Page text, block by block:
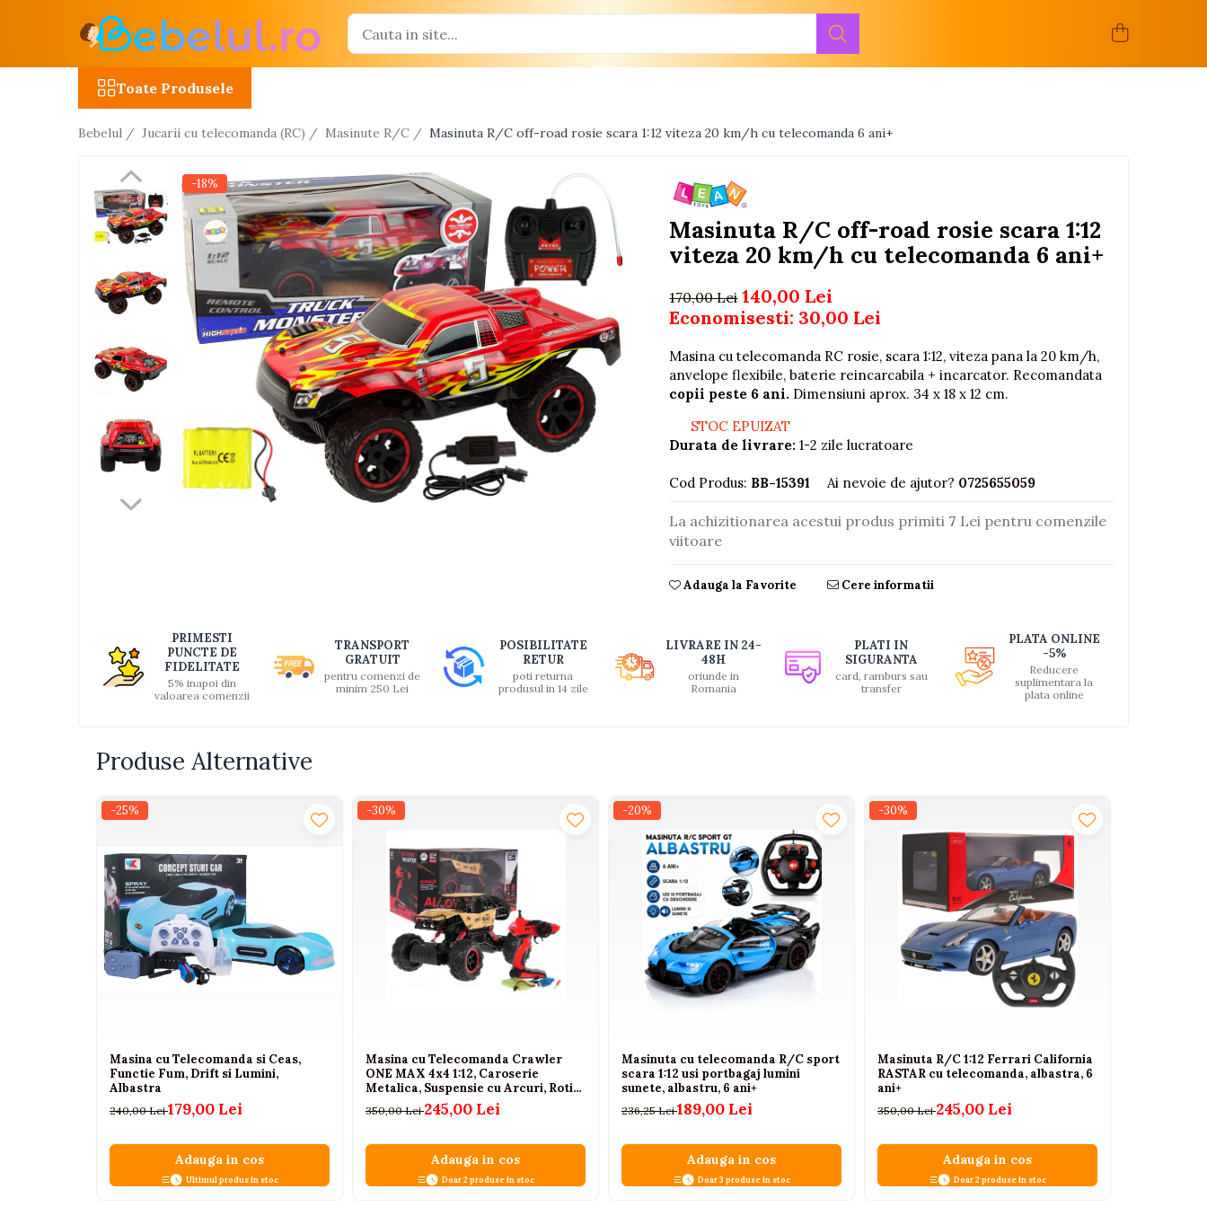
Masinute R/C
Avioane si elicoptere R/C
Motociclete R/C
Interactive, educative si muzicale
Saltelute si centre de activitati
Seturi camion
Seturi de frumusete
Interactive, educative si
Ateliere si unelte
Blocuri de constructie
Covorase de dans
Fotolii gonflabile
Jocuri de indemanare
Jocuri sportive
Jucarii educative din lemn
Toate Produsele
Bebelul / Jucarii cu telecomanda (RC) / Masinute R/C / Masinuta R/C off-road rosie scara 1:12 viteza 20 km/h cu telecomanda 6 ani+
Masinuta R/C off-road rosie scara 1:12
viteza 20 km/h cu telecomanda 6 ani+
-18%
170,00 Lei 140,00 Lei
Economisesti: 30,00 Lei
Masina cu telecomanda RC rosie, scara 1:12, viteza pana la 20 km/h,
anvelope flexibile, baterie reincarcabila + incarcator. Recomandata
copii peste 6 ani. Dimensiuni aprox. 34 x 18 x 12 cm.
STOC EPUIZAT
Durata de livrare: 1-2 zile lucratoare
Cod Produs: BB-15391 Ai nevoie de ajutor? 0725655059
La achizitionarea acestui produs primiti 7 Lei pentru comenzile
viitoare
Adauga la Favorite Cere informatii
PRIMESTI
PUNCTE DE
FIDELITATE
5% inapoi din
valoarea comenzii
TRANSPORT
GRATUIT
pentru comenzi de
minim 250 Lei
POSIBILITATE
RETUR
poti returna
produsul in 14 zile
LIVRARE IN 24-
48H
oriunde in
Romania
PLATI IN
SIGURANTA
card, ramburs sau
transfer
PLATA ONLINE
-5%
Reducere
suplimentara la
plata online
Produse Alternative
-25%
Masina cu Telecomanda si Ceas,
Functie Fum, Drift si Lumini,
Albastra
240,00 Lei179,00 Lei
Adauga in cos
Ultimul produs in stoc
-30%
Masina cu Telecomanda Crawler
ONE MAX 4x4 1:12, Caroserie
Metalica, Suspensie cu Arcuri, Roti
din Cauciuc, 2.4GHz, Auriu, 6 Ani+
350,00 Lei245,00 Lei
Adauga in cos
Doar 2 produse in stoc
-20%
Masinuta cu telecomanda R/C sport
scara 1:12 usi portbagaj lumini
sunete, albastru, 6 ani+
236,25 Lei189,00 Lei
Adauga in cos
Doar 3 produse in stoc
-30%
Masinuta R/C 1:12 Ferrari California
RASTAR cu telecomanda, albastra, 6
ani+
350,00 Lei245,00 Lei
Adauga in cos
Doar 2 produse in stoc